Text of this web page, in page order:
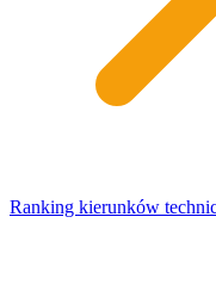
Ranking kierunków